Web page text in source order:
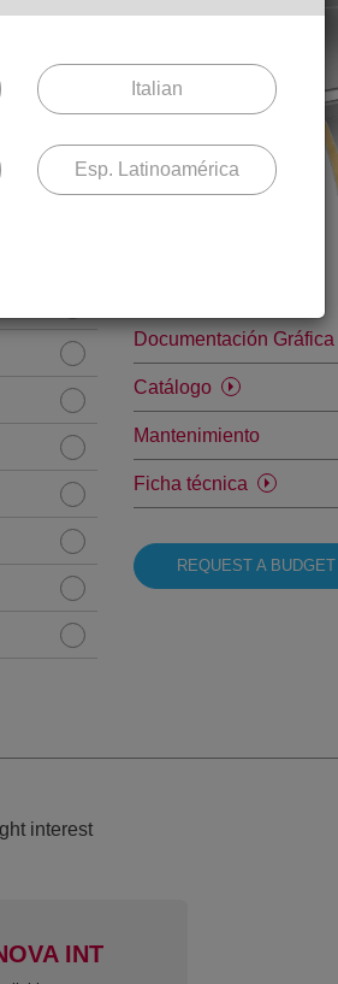
tipus
Documentación Gráfica
Catálogo
Mantenimiento
Ficha técnica
REQUEST A BUDGET
interest
INT
Italian
Esp. Latinoamérica